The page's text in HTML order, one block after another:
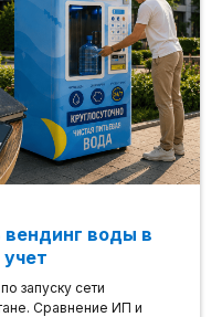
вендинг воды в
запуску сети
Сравнение ИП и